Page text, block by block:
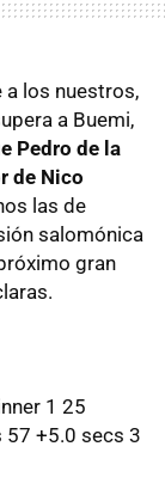
a los nuestros,
a Buemi,
Pedro de la
de Nico
las de
salomónica
gran
1 25
57 +5.0 secs 3